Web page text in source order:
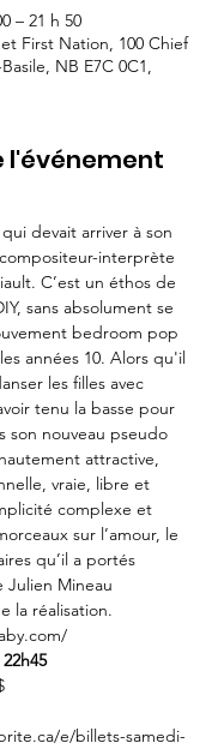
– 21 h 50
First Nation, 100 Chief
NB E7C 0C1,
l'événement
devait arriver à son
interprète
C’est un éthos de
sans absolument se
bedroom pop
années 10. Alors qu'il
les filles avec
tenu la basse pour
son nouveau pseudo
attractive,
vraie, libre et
complexe et
sur l’amour, le
qu’il a portés
Julien Mineau
la réalisation.
22h45
e/billets-samedi-